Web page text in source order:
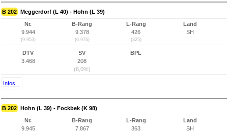
B 202 Meggerdorf (L 40) - Hohn (L 39)
Nr.
9.944
(9.953)
B-Rang
9.378
(6.976)
L-Rang
426
(325)
Land
SH
DTV
3.468
SV
208
(6,0%)
BPL
Infos...
B 202 Hohn (L 39) - Fockbek (K 98)
Nr.
9.945
B-Rang
7.867
L-Rang
363
Land
SH